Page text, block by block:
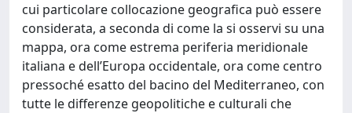
cui particolare collocazione geografica può essere
considerata, a seconda di come la si osservi su una
mappa, ora come estrema periferia meridionale
italiana e dell’Europa occidentale, ora come centro
pressoché esatto del bacino del Mediterraneo, con
tutte le differenze geopolitiche e culturali che